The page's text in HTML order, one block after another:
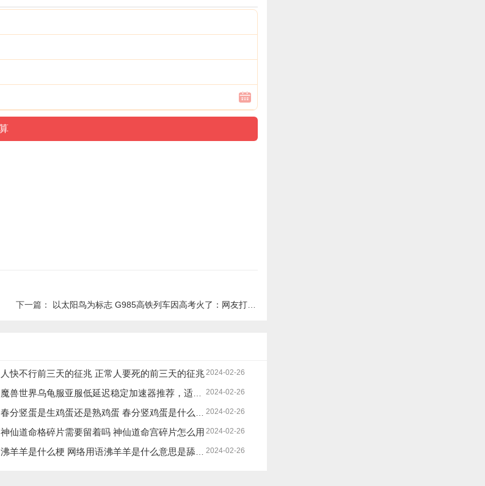
下一篇： 以太阳鸟为标志 G985高铁列车因高考火了：网友打卡沾喜气
2024-02-26
人快不行前三天的征兆 正常人要死的前三天的征兆
2024-02-26
魔兽世界乌龟服亚服低延迟稳定加速器推荐，适合魔兽世界乌龟服亚服加速器
2024-02-26
春分竖蛋是生鸡蛋还是熟鸡蛋 春分竖鸡蛋是什么意思
2024-02-26
神仙道命格碎片需要留着吗 神仙道命宫碎片怎么用
2024-02-26
沸羊羊是什么梗 网络用语沸羊羊是什么意思是舔狗吗